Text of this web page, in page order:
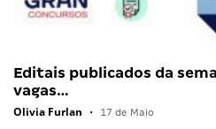
Editais publicados da
vagas…
Olivia Furlan • 17 de Maio